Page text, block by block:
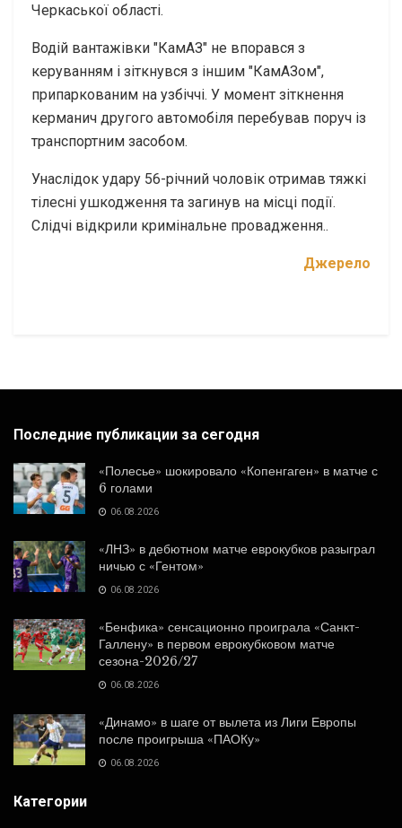
Черкаської області.
Водій вантажівки "КамАЗ" не впорався з
керуванням і зіткнувся з іншим "КамАЗом",
припаркованим на узбіччі. У момент зіткнення
керманич другого автомобіля перебував поруч із
транспортним засобом.
Унаслідок удару 56-річний чоловік отримав тяжкі
тілесні ушкодження та загинув на місці події.
Слідчі відкрили кримінальне провадження..
Джерело
Последние публикации за сегодня
«Полесье» шокировало «Копенгаген» в матче с
6 голами
06.08.2026
«ЛНЗ» в дебютном матче еврокубков разыграл
ничью с «Гентом»
06.08.2026
«Бенфика» сенсационно проиграла «Санкт-
Галлену» в первом еврокубковом матче
сезона-2026/27
06.08.2026
«Динамо» в шаге от вылета из Лиги Европы
после проигрыша «ПАОКу»
06.08.2026
Категории